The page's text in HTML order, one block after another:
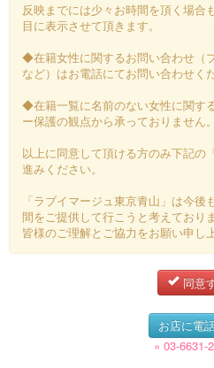
反映までには少々お時間を頂く場合
目に表示させて頂きます。
◆在籍女性に関するお問い合わせ（
など）はお電話にてお問い合わせく
◆在籍一覧に名前のない女性に関す
ー保護の観点から承っておりません。
以上に同意して頂ける方のみ下記の
進みください。
「ラブイマージュ東京青山」は今
間をご提供して行こうと考えておりま
皆様のご理解とご協力をお願い申し
同意
お店に電
» 03-6631-